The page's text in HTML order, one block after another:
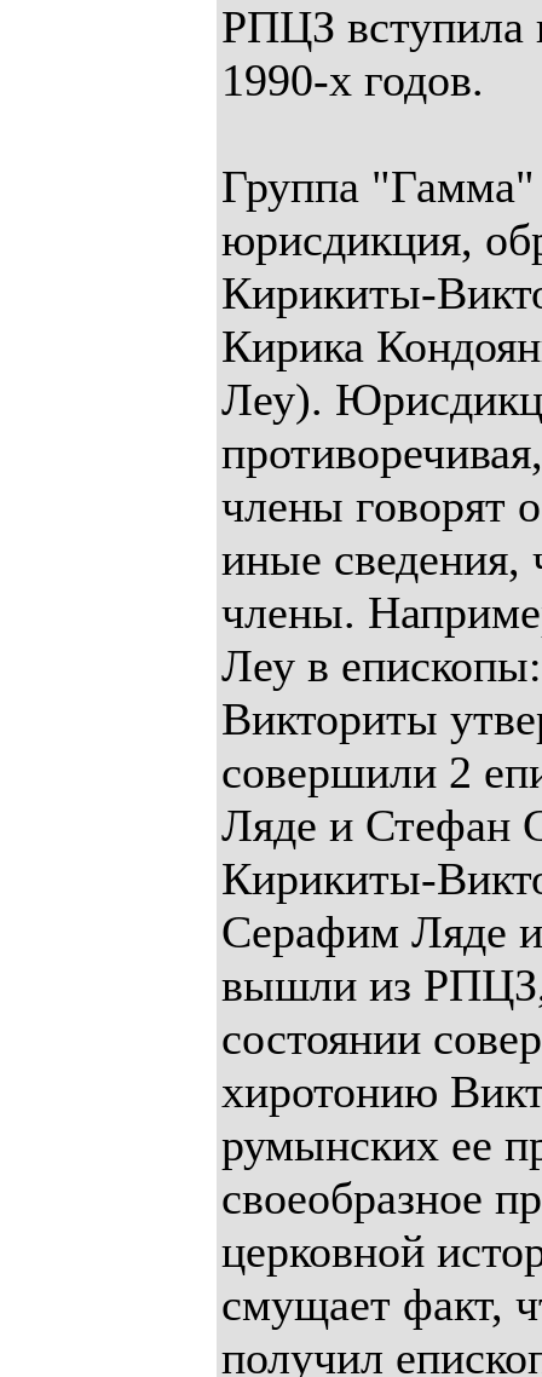
РПЦЗ вступила
1990-х годов.
Группа "Гамма"
юрисдикция,
Кирикиты-
Кирика
Леу).
члены говорят
иные сведения,
члены.
Леу в
Викториты
совершили 2
Ляде и Стефан
Кирикиты-
Серафим Ляде
вышли из
состоянии
хиротонию
румынских ее
своеобразное
церковной
смущает факт,
получил